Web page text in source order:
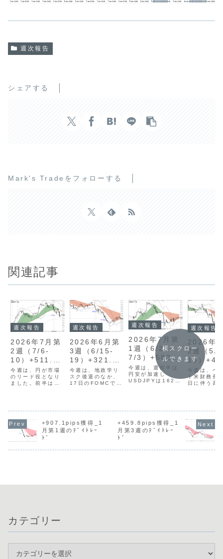
週次報告
シェアする
Mark's Tradeをフォローする
関連記事
週次報告
2026年7月第
2週（7/6-
10）+511.5p
ips
今週は、円が市場
のリード役となり
ました。前半は高
台後半まで上昇し
ました。しかし、
週後半には地政学
リスクが後退し、
週次報告
2026年6月第
3週（6/15-
19）+321.0p
ips
今週は、地政学リ
スク後退のなか、
17日のFOMCで年
へ急伸しました。
円買い介入への警
か、方向感の乏し
週次報告
2026年7月第
1週（6/29-
7/3）+582.7
pips
今週は、週前半は
円安が加速し
USDJPYは162円
ィリティが高まっ
たものの、トレー
ドタイミングをと
るのが難しく、月
ドとなりました。
週次報告
2026年5
2週（5/
15）
ips
今週は、ベ
ト米財務長
日に伴う高
りました。
米国の消費
指数（CPI
表される米
横スクロー
ルできます
+907.1pips獲得_1
月第1週のﾃﾞｲﾄﾚｰ
ﾄﾞ
+459.8pips獲得_1
月第3週のﾃﾞｲﾄﾚｰ
ﾄﾞ
カテゴリー